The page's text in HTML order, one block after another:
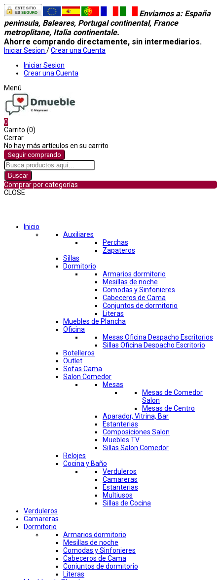
Enviamos a: España
peninsula, Baleares, Portugal continental, France
metroplitane, Italia continentale.
Ahorre comprando directamente, sin intermediarios.
Iniciar Sesion /Crear una Cuenta
Iniciar Sesion
Crear una Cuenta
Menú
0
Carrito (0)
Cerrar
No hay más artículos en su carrito
Seguir comprando
Buscar
Comprar por categorías
CLOSE
Inicio
Auxiliares
Perchas
Zapateros
Sillas
Dormitorio
Armarios dormitorio
Mesillas de noche
Comodas y Sinfonieres
Cabeceros de Cama
Conjuntos de dormitorio
Literas
Muebles de Plancha
Oficina
Mesas Oficina Despacho Escritorios
Sillas Oficina Despacho Escritorio
Botelleros
Outlet
Sofas Cama
Salon Comedor
Mesas
Mesas de Comedor
Salon
Mesas de Centro
Aparador, Vitrina, Bar
Estanterias
Composiciones Salon
Muebles TV
Sillas Salon Comedor
Relojes
Cocina y Baño
Verduleros
Camareras
Estanterias
Multiusos
Sillas de Cocina
Verduleros
Camareras
Dormitorio
Armarios dormitorio
Mesillas de noche
Comodas y Sinfonieres
Cabeceros de Cama
Conjuntos de dormitorio
Literas